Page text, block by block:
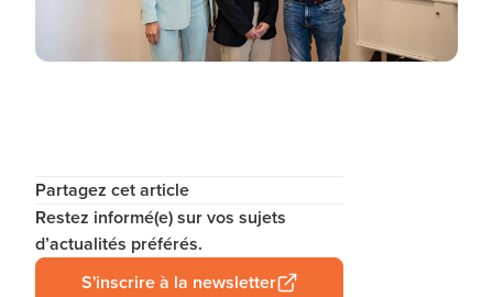
Partagez cet article
Restez informé(e) sur vos sujets
d’actualités préférés.
S'inscrire à la newsletter